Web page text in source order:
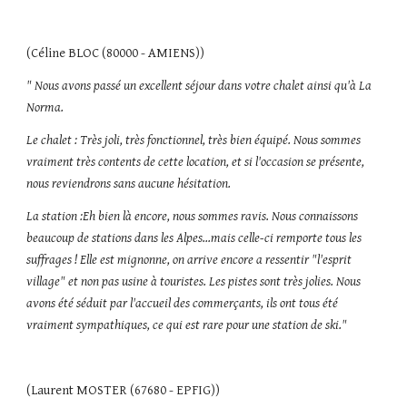
(Céline BLOC (80000 - AMIENS))
" Nous avons passé un excellent séjour dans votre chalet ainsi qu'à La
Norma.
Le chalet : Très joli, très fonctionnel, très bien équipé. Nous sommes
vraiment très contents de cette location, et si l'occasion se présente,
nous reviendrons sans aucune hésitation.
La station :Eh bien là encore, nous sommes ravis. Nous connaissons
beaucoup de stations dans les Alpes...mais celle-ci remporte tous les
suffrages ! Elle est mignonne, on arrive encore a ressentir "l'esprit
village" et non pas usine à touristes. Les pistes sont très jolies. Nous
avons été séduit par l'accueil des commerçants, ils ont tous été
vraiment sympathiques, ce qui est rare pour une station de ski."
(Laurent MOSTER (67680 - EPFIG))